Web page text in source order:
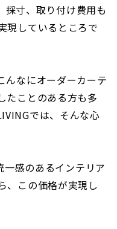
寸、取り付け費用も
現しているところで
んなにオーダーカーテ
たことのある方も多
では、そんな心
感のあるインテリア
、この価格が実現し